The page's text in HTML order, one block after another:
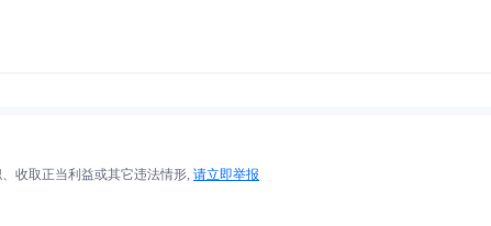
收取正当利益或其它违法情形, 请立即举报